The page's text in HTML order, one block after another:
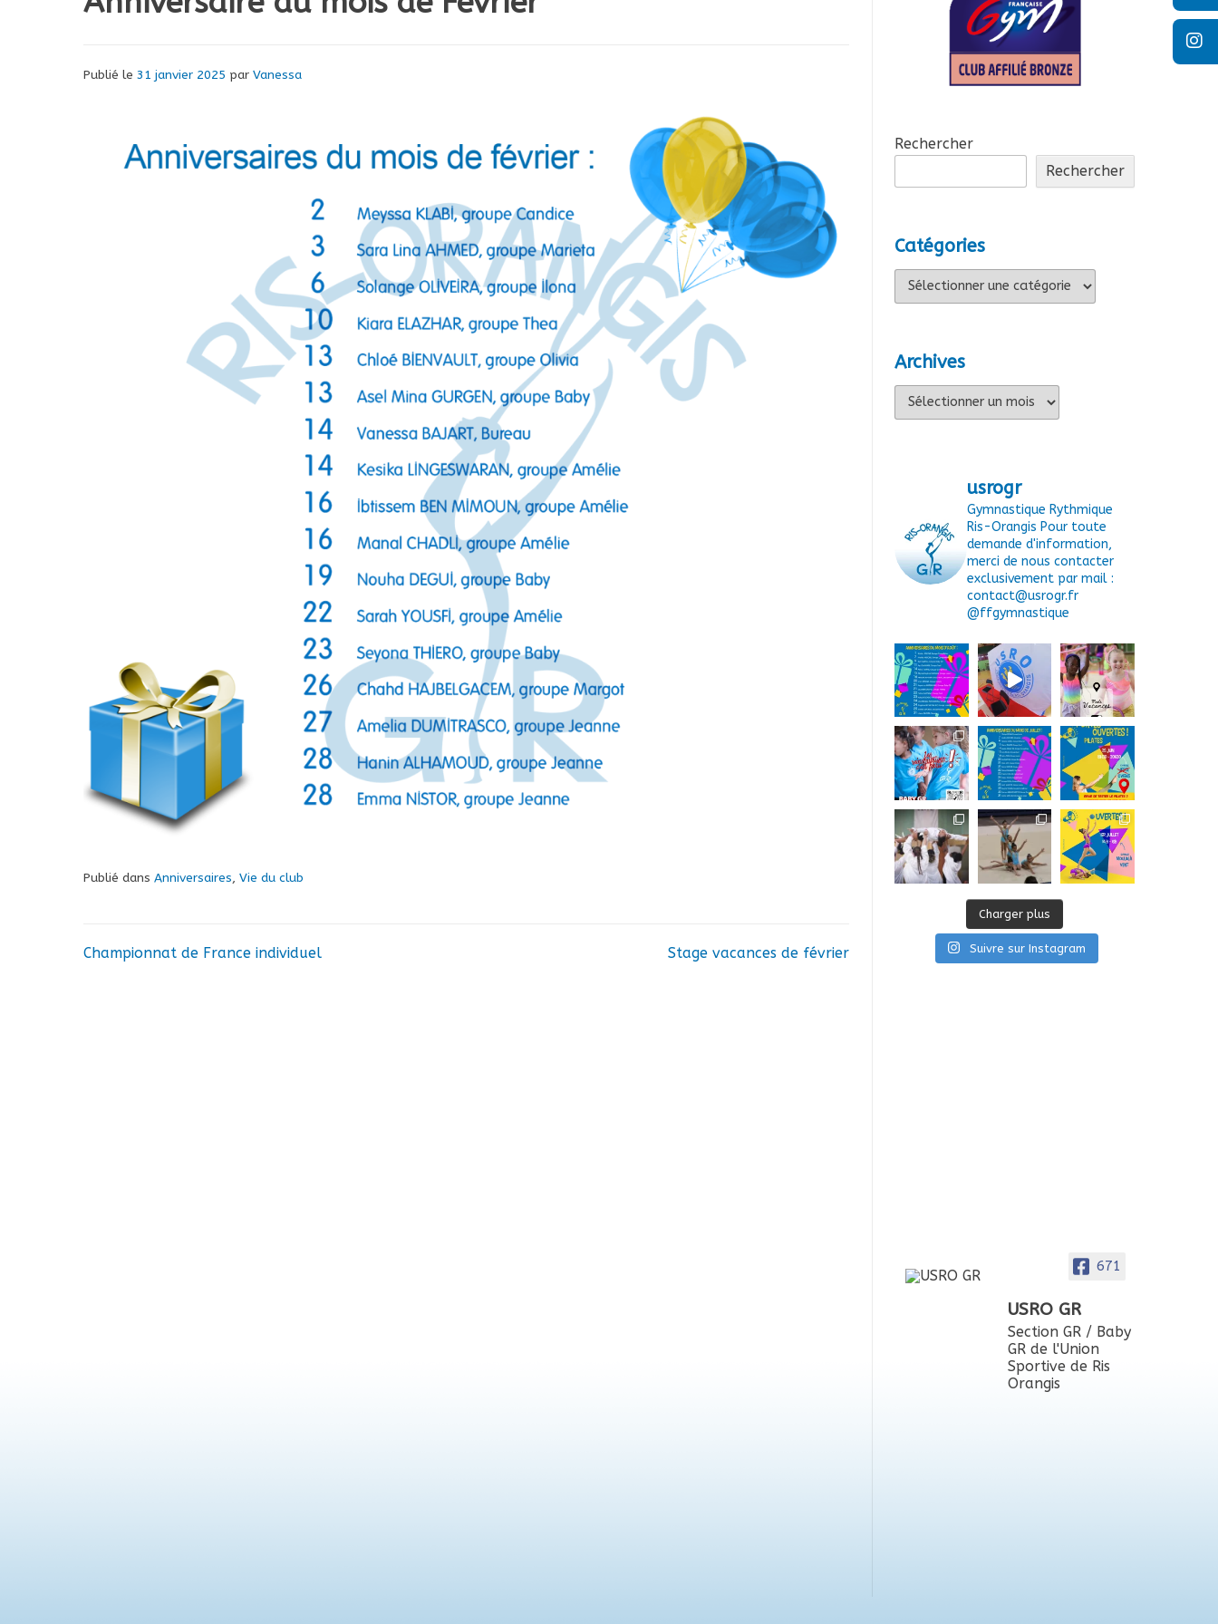
Publié le 31 janvier 2025 par Vanessa
Publié dans Anniversaires, Vie du club
Navigation
Championnat de France individuel Stage vacances de février
Rechercher
Rechercher
Catégories
Catégories
Archives
Archives
usrogr
Gymnastique Rythmique
Ris-Orangis Pour toute
demande d'information,
merci de nous contacter
exclusivement par mail :
contact@usrogr.fr
@ffgymnastique
Charger plus
Suivre sur Instagram
671
USRO GR
Section GR / Baby
GR de l'Union
Sportive de Ris
Orangis